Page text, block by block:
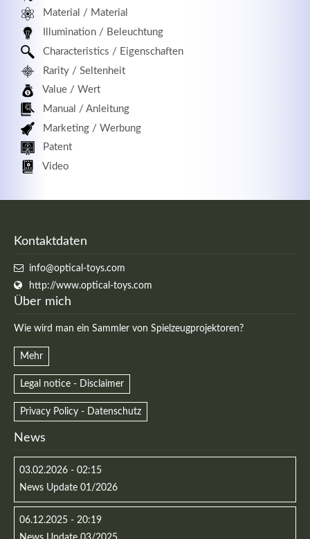
Material / Material
Illumination / Beleuchtung
Characteristics / Eigenschaften
Rarity / Seltenheit
Value / Wert
Manual / Anleitung
Marketing / Werbung
Patent
Video
Kontaktdaten
info@optical-toys.com
http://www.optical-toys.com
Über mich
Wie wird man ein Sammler von Spielzeugprojektoren?
Mehr
Legal notice - Disclaimer
Privacy Policy - Datenschutz
News
03.02.2026 - 02:15
News Update 01/2026
06.12.2025 - 20:19